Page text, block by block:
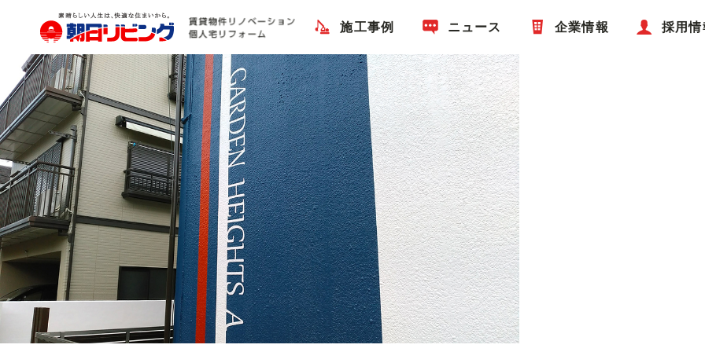
施工事例 ニュース 企業情報 採用情
Next Image
ガーデンハイツA リノベーション後 外壁